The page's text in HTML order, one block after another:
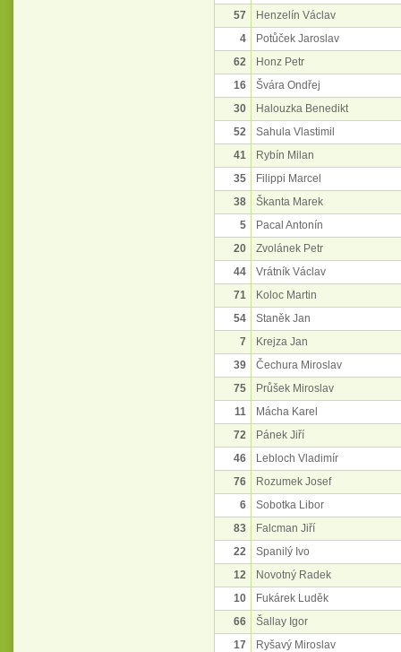
57
Henzelín Václav
4
Potůček Jaroslav
62
Honz Petr
16
Švára Ondřej
30
Halouzka Benedikt
52
Sahula Vlastimil
41
Rybín Milan
35
Filippi Marcel
38
Škanta Marek
5
Pacal Antonín
20
Zvolánek Petr
44
Vrátník Václav
71
Koloc Martin
54
Staněk Jan
7
Krejza Jan
39
Čechura Miroslav
75
Průšek Miroslav
11
Mácha Karel
72
Pánek Jiří
46
Lebloch Vladimír
76
Rozumek Josef
6
Sobotka Libor
83
Falcman Jiří
22
Spanilý Ivo
12
Novotný Radek
10
Fukárek Luděk
66
Šallay Igor
17
Ryšavý Miroslav